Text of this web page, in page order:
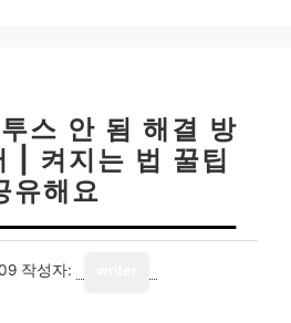
스 안 됨 해결 방
| 켜지는 법 꿀팁
유해요
작성자: